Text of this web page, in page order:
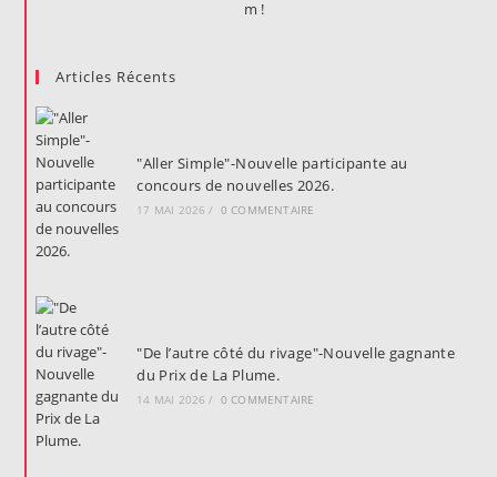
Articles Récents
"Aller Simple"-Nouvelle participante au
concours de nouvelles 2026.
17 MAI 2026 / 0 COMMENTAIRE
"De l’autre côté du rivage"-Nouvelle gagnante
du Prix de La Plume.
14 MAI 2026 / 0 COMMENTAIRE